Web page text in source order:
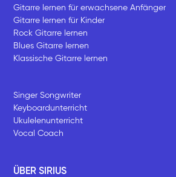
Gitarre lernen für erwachsene Anfänger
Gitarre lernen für Kinder
Rock Gitarre lernen
Blues Gitarre lernen
Klassische Gitarre lernen
Singer Songwriter
Keyboardunterricht
Ukulelenunterricht
Vocal Coach
ÜBER SIRIUS